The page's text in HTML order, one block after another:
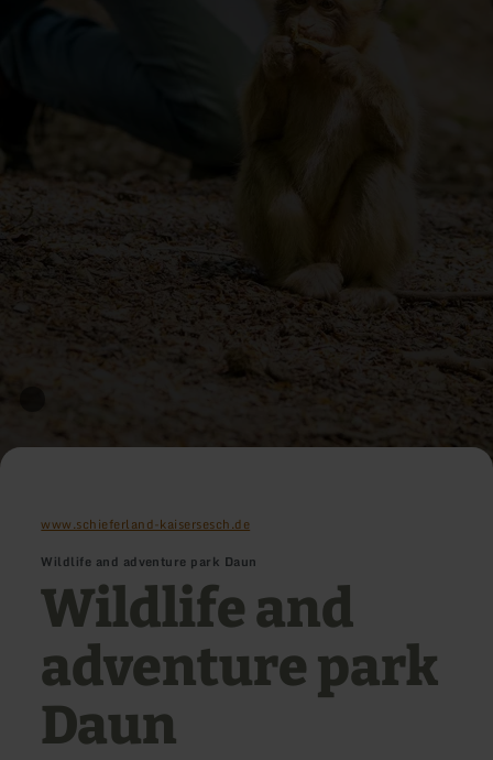
www.schieferland-kaisersesch.de
Wildlife and adventure park Daun
Wildlife and
adventure park
Daun